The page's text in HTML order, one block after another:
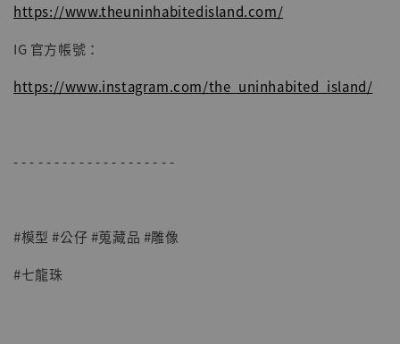
https://www.theuninhabitedisland.com/
IG 官方帳號：
https://www.instagram.com/the_uninhabited_island/
- - - - - - - - - - - - - - - - - - - -
#模型 #公仔 #蒐藏品 #雕像
#七龍珠